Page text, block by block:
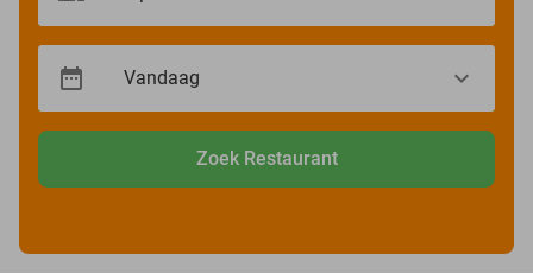
Zoek Restaurant